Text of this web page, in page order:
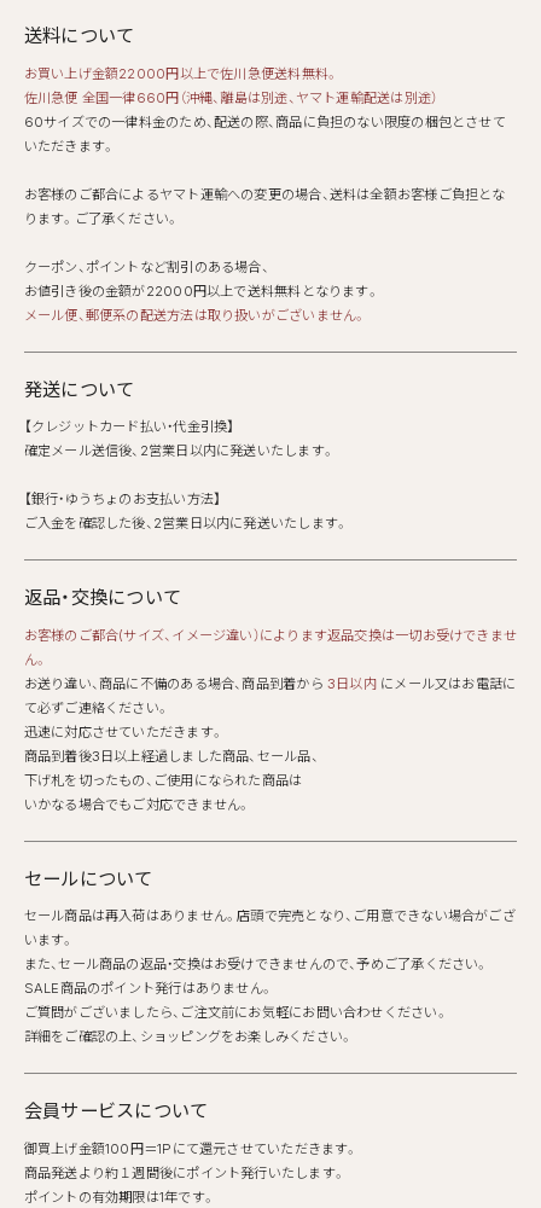
送料について
お買い上げ金額22000円以上で佐川急便送料無料。
佐川急便 全国一律660円（沖縄、離島は別途、ヤマト運輸配送は別途）
60サイズでの一律料金のため、配送の際、商品に負担のない限度の梱包とさせて
いただきます。
お客様のご都合によるヤマト運輸への変更の場合、送料は全額お客様ご負担とな
ります。ご了承ください。
クーポン、ポイントなど割引のある場合、
お値引き後の金額が22000円以上で送料無料となります。
メール便、郵便系の配送方法は取り扱いがございません。
発送について
【クレジットカード払い・代金引換】
確定メール送信後、2営業日以内に発送いたします。
【銀行・ゆうちょのお支払い方法】
ご入金を確認した後、2営業日以内に発送いたします。
返品・交換について
お客様のご都合(サイズ、イメージ違い）によります返品交換は一切お受けできませ
ん。
お送り違い、商品に不備のある場合、商品到着から 3日以内にメール又はお電話に
て必ずご連絡ください。
迅速に対応させていただきます。
商品到着後3日以上経過しました商品、セール品、
下げ札を切ったもの、ご使用になられた商品は
いかなる場合でもご対応できません。
セールについて
セール商品は再入荷はありません。店頭で完売となり、ご用意できない場合がござ
います。
また、セール商品の返品・交換はお受けできませんので、予めご了承ください。
SALE商品のポイント発行はありません。
ご質問がございましたら、ご注文前にお気軽にお問い合わせください。
詳細をご確認の上、ショッピングをお楽しみください。
会員サービスについて
御買上げ金額100円＝1Pにて還元させていただきます。
商品発送より約１週間後にポイント発行いたします。
ポイントの有効期限は1年です。